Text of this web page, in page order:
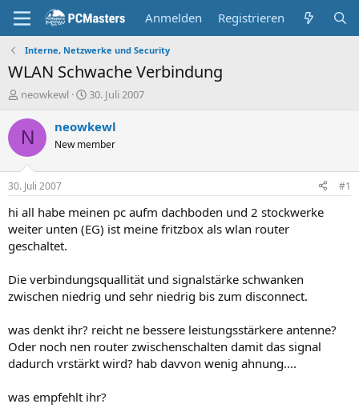
Anmelden Registrieren
Interne, Netzwerke und Security
WLAN Schwache Verbindung
E
s
e
r
neowkewl
E
s
e
t
a
m
30. Juli 2007
N neowkewl
New member
30. Juli 2007 #1
hi all habe meinen pc aufm dachboden und 2 stockwerke
weiter unten (EG) ist meine fritzbox als wlan router
geschaltet.
Die verbindungsquallität und signalstärke schwanken
zwischen niedrig und sehr niedrig bis zum disconnect.
was denkt ihr? reicht ne bessere leistungsstärkere antenne?
Oder noch nen router zwischenschalten damit das signal
dadurch vrstärkt wird? hab davvon wenig ahnung....
was empfehlt ihr?